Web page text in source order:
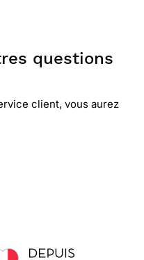
des feuilles
un décès en
cette période et le
questions
client, vous aurez